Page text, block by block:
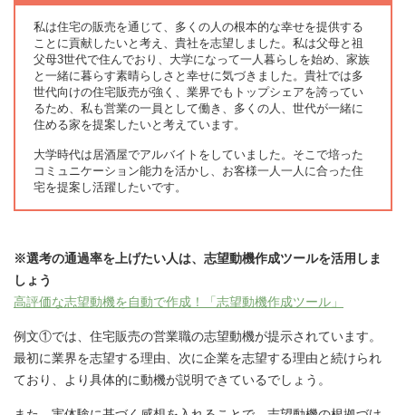
私は住宅の販売を通じて、多くの人の根本的な幸せを提供する
ことに貢献したいと考え、貴社を志望しました。私は父母と祖
父母3世代で住んでおり、大学になって一人暮らしを始め、家族
と一緒に暮らす素晴らしさと幸せに気づきました。貴社では多
世代向けの住宅販売が強く、業界でもトップシェアを誇ってい
るため、私も営業の一員として働き、多くの人、世代が一緒に
住める家を提案したいと考えています。
大学時代は居酒屋でアルバイトをしていました。そこで培った
コミュニケーション能力を活かし、お客様一人一人に合った住
宅を提案し活躍したいです。
※選考の通過率を上げたい人は、志望動機作成ツールを活用しま
しょう
高評価な志望動機を自動で作成！「志望動機作成ツール」
例文①では、住宅販売の営業職の志望動機が提示されています。
最初に業界を志望する理由、次に企業を志望する理由と続けられ
ており、より具体的に動機が説明できているでしょう。